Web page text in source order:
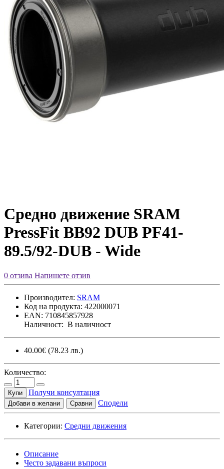
Средно движение SRAM
PressFit BB92 DUB PF41-
89.5/92-DUB - Wide
0 отзива Напишете отзив
Производител: SRAM
Код на продукта: 422000071
EAN: 710845857928
Наличност: В наличност
40.00€ (78.23 лв.)
Количество:
Купи Получи консултация
Добави в желани Сравни Сподели
Категории: Средни движения
Описание
Често задавани въпроси